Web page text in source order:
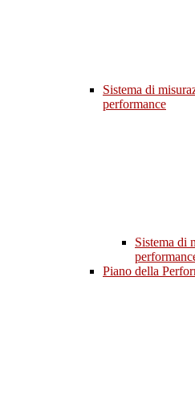
Sistema di
performance
Sistema di
Piano della